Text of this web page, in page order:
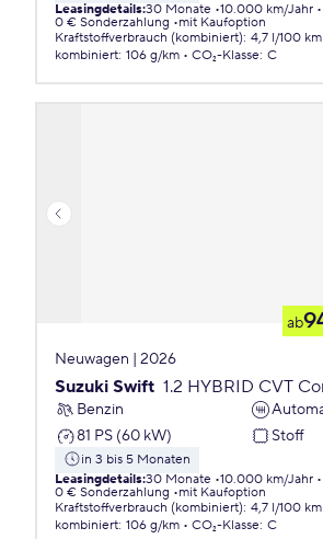
Leasingdetails:30 Monate 10.000 km/Jahr
0 € Sonderzahlung
mit Kaufoption
Kraftstoffverbrauch (kombiniert): 4,7 l/100 km
kombiniert: 106 g/km CO₂-Klasse: C
ab
Neuwagen | 2026
Suzuki Swift 1.2 HYBRID CVT
Benzin
81 PS (60 kW)
Stoff
in 3 bis 5 Monaten
Leasingdetails:30 Monate 10.000 km/Jahr
0 € Sonderzahlung
mit Kaufoption
Kraftstoffverbrauch (kombiniert): 4,7 l/100 km
kombiniert: 106 g/km CO₂-Klasse: C